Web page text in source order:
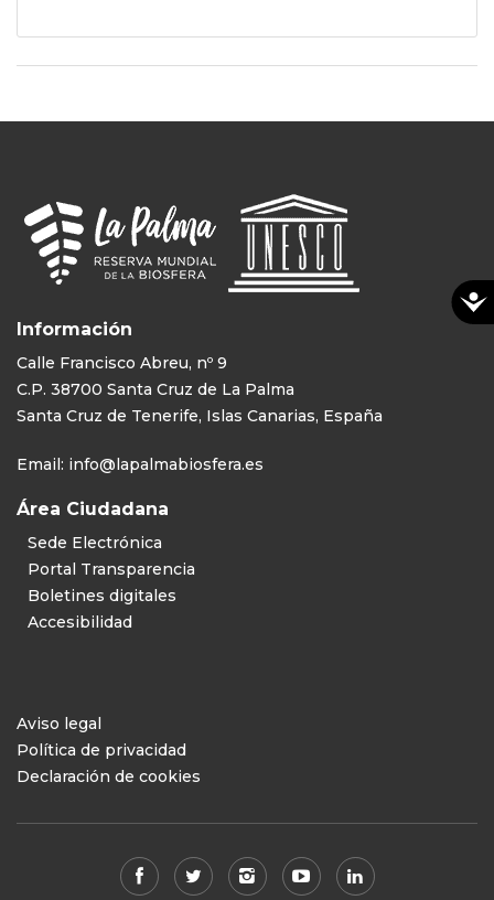
Información
Calle Francisco Abreu, nº 9
C.P. 38700 Santa Cruz de La Palma
Santa Cruz de Tenerife, Islas Canarias, España
Email: info@lapalmabiosfera.es
Área Ciudadana
Sede Electrónica
Portal Transparencia
Boletines digitales
Accesibilidad
Aviso legal
Política de privacidad
Declaración de cookies